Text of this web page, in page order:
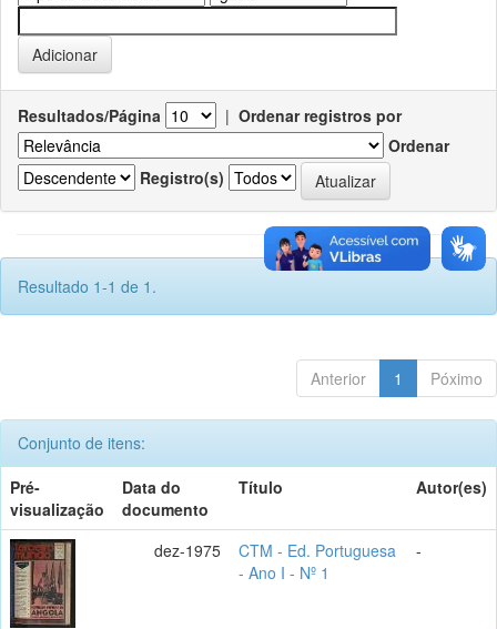
Resultados/Página | Ordenar registros por
Ordenar
Registro(s)
Resultado 1-1 de 1.
Anterior 1 Póximo
Conjunto de itens:
Pré-
visualização
Data do
documento
Título Autor(es)
dez-1975
CTM - Ed. Portuguesa
- Ano I - Nº 1
-